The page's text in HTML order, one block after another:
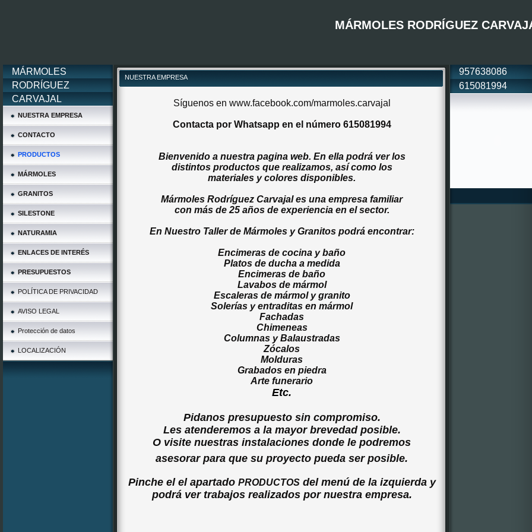
MÁRMOLES RODRÍGUEZ
MÁRMOLES
RODRÍGUEZ
CARVAJAL
NUESTRA EMPRESA
CONTACTO
PRODUCTOS
MÁRMOLES
GRANITOS
SILESTONE
NATURAMIA
ENLACES DE INTERÉS
PRESUPUESTOS
POLÍTICA DE PRIVACIDAD
AVISO LEGAL
Protección de datos
LOCALIZACIÓN
NUESTRA EMPRESA
Síguenos en www.facebook.com/marmoles.carvajal
Contacta por Whatsapp en el número 615081994
Bienvenido a nuestra pagina web. En ella podrá ver los
distintos productos que realizamos, así como los
materiales y colores disponibles.
Mármoles Rodríguez Carvajal es una empresa familiar
con más de 25 años de experiencia en el sector.
En Nuestro Taller de Mármoles y Granitos podrá encontrar:
Encimeras de cocina y baño
Platos de ducha a medida
Encimeras de baño
Lavabos de mármol
Escaleras de mármol y granito
Solerías y entraditas en mármol
Fachadas
Chimeneas
Columnas y Balaustradas
Zócalos
Molduras
Grabados en piedra
Arte funerario
Etc.
Pidanos presupuesto sin compromiso.
Les atenderemos a la mayor brevedad posible.
O visite nuestras instalaciones donde le podremos
asesorar para que su proyecto pueda ser posible.
Pinche el el apartado PRODUCTOS del menú de la izquierda y
podrá ver trabajos realizados por nuestra empresa.
957638086
615081994